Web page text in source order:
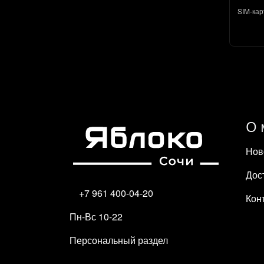
SIM-
О
+7 961 400-04-20
Пн-Вс 10-22
Персональный раздел